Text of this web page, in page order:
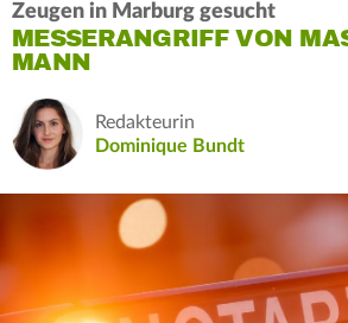
Zeugen in Marburg gesucht
MESSERANGRIFF VON
MANN
Redakteurin
Dominique Bundt